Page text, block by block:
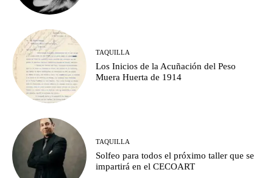
TAQUILLA
Los Inicios de la Acuñación del Peso
Muera Huerta de 1914
TAQUILLA
Solfeo para todos el próximo taller que se
impartirá en el CECOART